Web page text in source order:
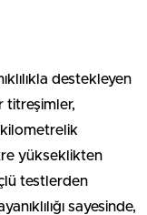
destekleyen
titreşimler,
yükseklikten
testlerden
sayesinde,